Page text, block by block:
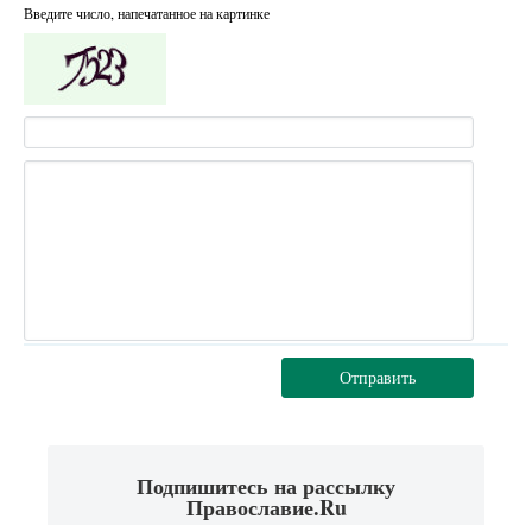
Введите число, напечатанное на картинке
Отправить
Подпишитесь на рассылку
Православие.Ru